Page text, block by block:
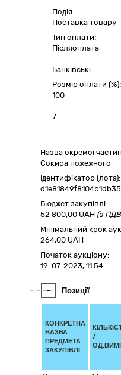
Подія:
Поставка товару
Тип оплати:
Пiсляоплата
Банківські
Розмір оплати (%):
100
7
Назва окремої
Сокира пожежного
Ідентифікатор (лота):
Бюджет закупівлі:
52 800,00 UAH (з
Мінімальний крок
264,00 UAH
Початок аукціону:
19-07-2023, 11:54
- Позиції
КОНКРЕТНА
НАЗВА
ПРЕДМЕТА
ЗАКУПІВЛІ
/